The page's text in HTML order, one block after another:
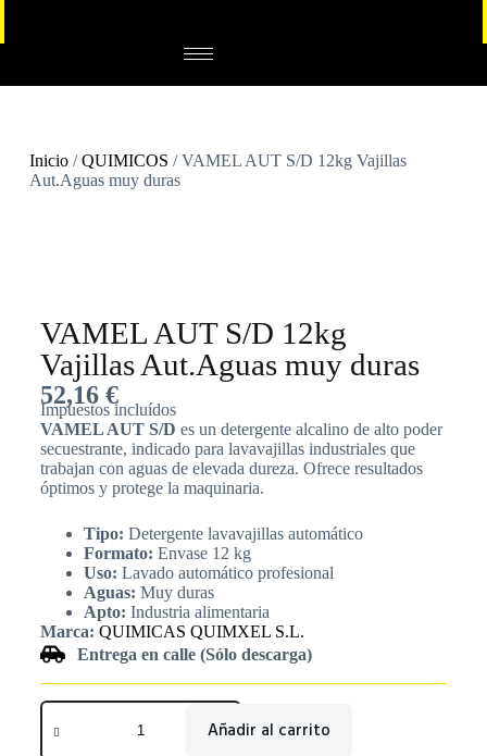
Inicio/QUIMICOS / VAMEL AUT S/D 12kg Vajillas
Aut.Aguas muy duras
VAMEL AUT S/D 12kg
Vajillas Aut.Aguas muy duras
52,16 €
Impuestos incluídos
VAMEL AUT S/D es un detergente alcalino de alto poder
secuestrante, indicado para lavavajillas industriales que
trabajan con aguas de elevada dureza. Ofrece resultados
óptimos y protege la maquinaria.
Tipo: Detergente lavavajillas automático
Formato: Envase 12 kg
Uso: Lavado automático profesional
Aguas: Muy duras
Apto: Industria alimentaria
Marca: QUIMICAS QUIMXEL S.L.
Entrega en calle (Sólo descarga)
Añadir al carrito